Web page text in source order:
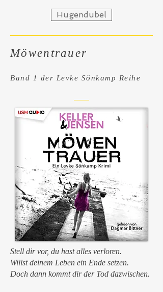
Hugendubel
Möwentrauer
Band 1 der Levke Sönkamp Reihe
Stell dir vor, du hast alles verloren.
Willst deinem Leben ein Ende setzen.
Doch dann kommt dir der Tod dazwischen.